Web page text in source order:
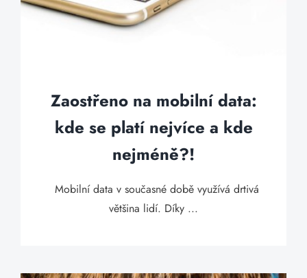
Zaostřeno na mobilní data:
kde se platí nejvíce a kde
nejméně?!
Mobilní data v současné době využívá drtivá
většina lidí. Díky ...